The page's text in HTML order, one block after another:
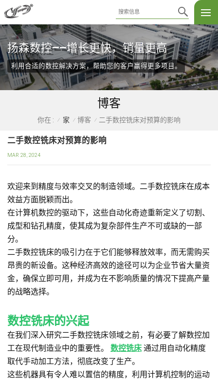
扬森数控——增长更快，销量更高
利用合适的数控解决方案，帮助您的客户赢得更多项目。
博客
你在 : / 家 / 博客 / 二手数控铣床对预算的影响
二手数控铣床对预算的影响
MAR 28, 2024
欢迎来到精度与效率交叉的制造领域。二手数控铣床在成本
效益方面脱颖而出。
在计算机数控的驱动下，这些自动化奇迹重新定义了切割、
成型和钻孔精度，使其成为复杂部件生产不可或缺的一部
分。
二手数控铣床的吸引力在于它们能够释放效率，而无需购买
昂贵的新设备。这种经济高效的途径可以为企业节省大量资
金，确保立即可用，并成为在不影响质量的情况下提高产量
的战略选择。
数控铣床的兴起
在我们深入研究二手数控铣床领域之前，有必要了解数控加
工在现代制造业中的重要性。 数控铣床 通过用自动化精度
取代手动加工方法，彻底改变了生产。
这些机器具有令人难以置信的精度，利用计算机控制的运动